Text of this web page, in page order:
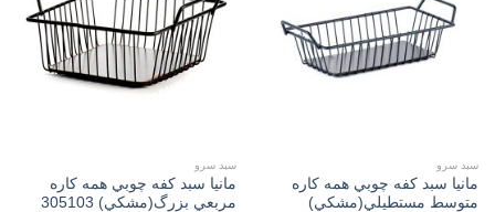
Add to
wishlist
سبد سرو
مانیا سبد کفه چوبي همه کاره
متوسط مستطیلي(مشكي)
Add to
wishlist
سبد سرو
مانیا سبد كفه چوبي همه كاره
مربعي بزرگ(مشكي) 305103